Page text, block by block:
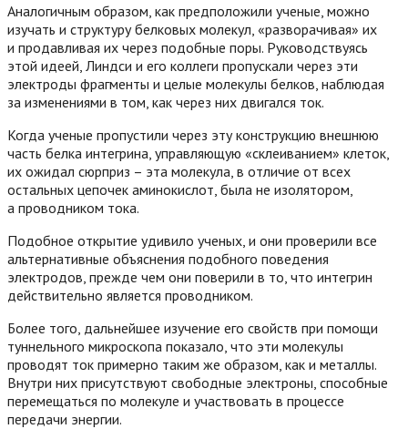
Аналогичным образом, как предположили ученые, можно
изучать и структуру белковых молекул, «разворачивая» их
и продавливая их через подобные поры. Руководствуясь
этой идеей, Линдси и его коллеги пропускали через эти
электроды фрагменты и целые молекулы белков, наблюдая
за изменениями в том, как через них двигался ток.
Когда ученые пропустили через эту конструкцию внешнюю
часть белка интегрина, управляющую «склеиванием» клеток,
их ожидал сюрприз – эта молекула, в отличие от всех
остальных цепочек аминокислот, была не изолятором,
а проводником тока.
Подобное открытие удивило ученых, и они проверили все
альтернативные объяснения подобного поведения
электродов, прежде чем они поверили в то, что интегрин
действительно является проводником.
Более того, дальнейшее изучение его свойств при помощи
туннельного микроскопа показало, что эти молекулы
проводят ток примерно таким же образом, как и металлы.
Внутри них присутствуют свободные электроны, способные
перемещаться по молекуле и участвовать в процессе
передачи энергии.